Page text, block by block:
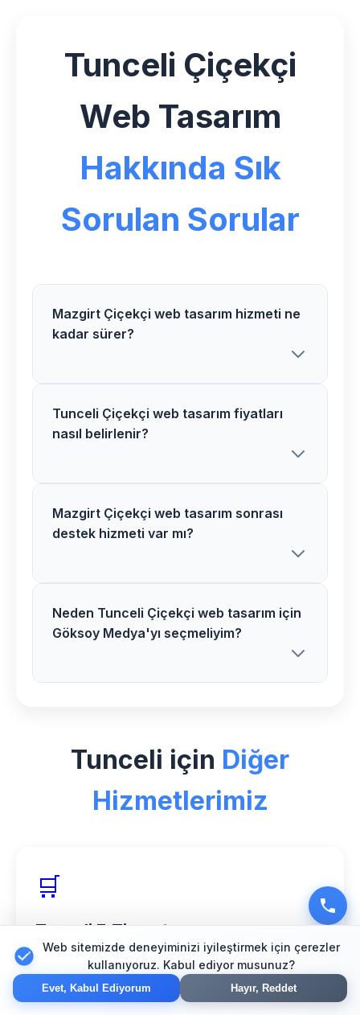
Tunceli Çiçekçi
Web Tasarım
Hakkında Sık
Sorulan Sorular
Mazgirt Çiçekçi web tasarım hizmeti ne
kadar sürer?
Göksoy Medya olarak Mazgirt
bölgesindeki Çiçekçi web tasarım
kapsamına göre süre değişiklik
gösterebilir.
Tunceli Çiçekçi web tasarım fiyatları
nasıl belirlenir?
Tunceli bölgesindeki Çiçekçi web
tasarım fiyatlarımız proje kapsamı,
iletişime geçebilirsiniz.
Mazgirt Çiçekçi web tasarım sonrası
destek hizmeti var mı?
Evet, Mazgirt bölgesindeki tüm
müşterilerimize Çiçekçi web tasarım
bakım hizmeti sunuyoruz.
Neden Tunceli Çiçekçi web tasarım için
Göksoy Medya'yı seçmeliyim?
ve müşteri memnuniyeti odaklı
yaklaşımımızla web tasarım alanında
güvenilir bir partner olarak hizmet
Tunceli için Diğer
Hizmetlerimiz
🛒
Tunceli E-Ticaret
Güvenli online mağaza çözümleri
Web sitemizde deneyiminizi iyileştirmek için çerezler
kullanıyoruz. Kabul ediyor musunuz?
Evet, Kabul Ediyorum Hayır, Reddet